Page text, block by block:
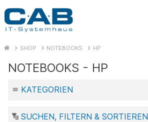
SHOP NOTEBOOKS HP
NOTEBOOKS - HP
KATEGORIEN
SUCHEN, FILTERN & SORTIEREN